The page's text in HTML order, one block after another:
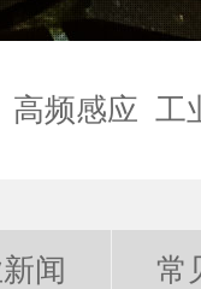
高频感应 工
闻 常